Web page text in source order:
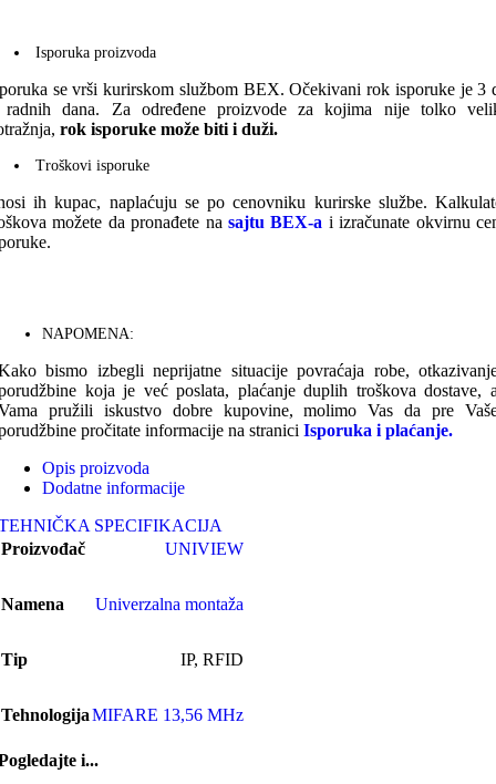
Isporuka proizvoda
se vrši kurirskom službom BEX. Očekivani rok isporuke je 3
dana. Za određene proizvode za kojima nije tolko
rok isporuke može biti i duži.
Troškovi isporuke
ih kupac, naplaćuju se po cenovniku kurirske službe.
možete da pronađete na sajtu BEX-a i izračunate okvirnu
NAPOMENA:
bismo izbegli neprijatne situacije povraćaja robe,
koja je već poslata, plaćanje duplih troškova dostave,
pružili iskustvo dobre kupovine, molimo Vas da pre
pročitate informacije na stranici Isporuka i plaćanje.
Opis proizvoda
Dodatne informacije
SPECIFIKACIJA
Proizvođač
UNIVIEW
Namena Univerzalna montaža
Tip IP, RFID
TehnologijaMIFARE 13,56 MHz
i...